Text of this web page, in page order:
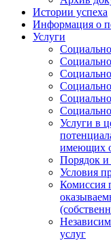
Истории успеха
Информация о
Услуги
Услуги в
имеющих
Порядок и
Условия
Комиссия
услуг